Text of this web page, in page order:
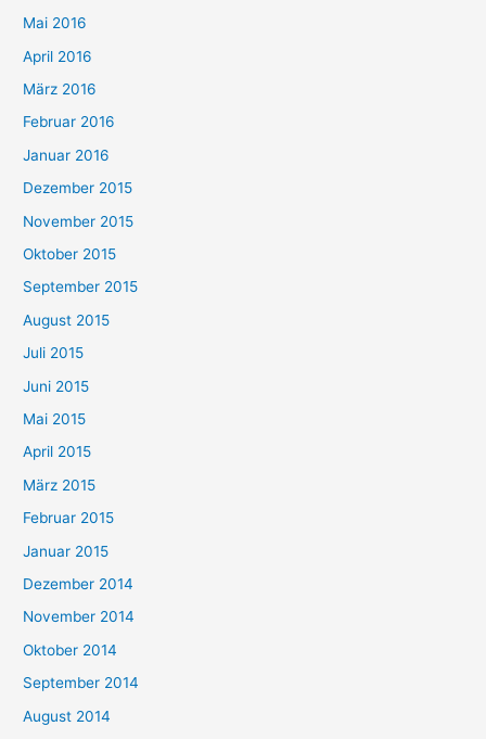
Mai 2016
April 2016
März 2016
Februar 2016
Januar 2016
Dezember 2015
November 2015
Oktober 2015
September 2015
August 2015
Juli 2015
Juni 2015
Mai 2015
April 2015
März 2015
Februar 2015
Januar 2015
Dezember 2014
November 2014
Oktober 2014
September 2014
August 2014